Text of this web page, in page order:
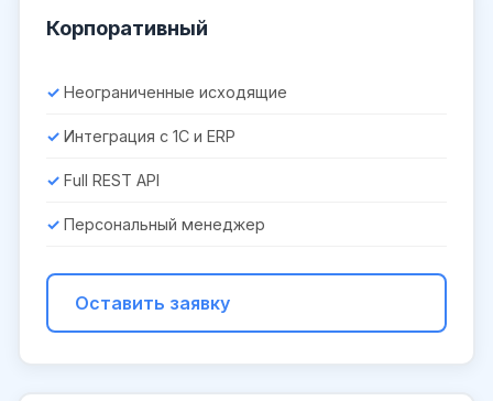
Корпоративный
Неограниченные исходящие
Интеграция с 1С и ERP
Full REST API
Персональный менеджер
Оставить заявку